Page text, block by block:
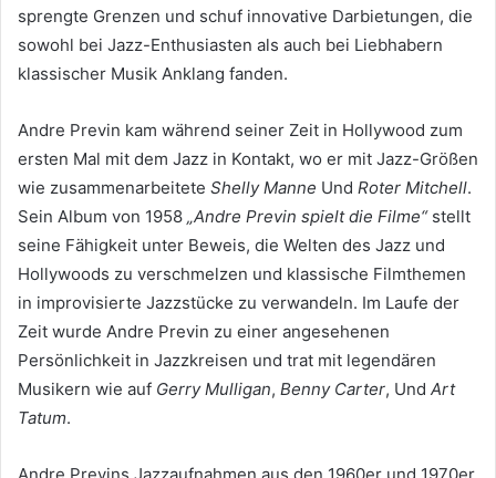
sprengte Grenzen und schuf innovative Darbietungen, die
sowohl bei Jazz-Enthusiasten als auch bei Liebhabern
klassischer Musik Anklang fanden.
Andre Previn kam während seiner Zeit in Hollywood zum
ersten Mal mit dem Jazz in Kontakt, wo er mit Jazz-Größen
wie zusammenarbeitete Shelly Manne Und Roter Mitchell.
Sein Album von 1958 „Andre Previn spielt die Filme“stellt
seine Fähigkeit unter Beweis, die Welten des Jazz und
Hollywoods zu verschmelzen und klassische Filmthemen
in improvisierte Jazzstücke zu verwandeln. Im Laufe der
Zeit wurde Andre Previn zu einer angesehenen
Persönlichkeit in Jazzkreisen und trat mit legendären
Musikern wie auf Gerry Mulligan, Benny Carter, Und Art
Tatum.